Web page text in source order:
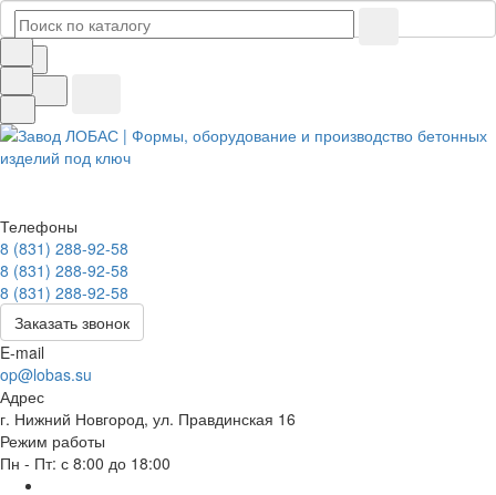
Телефоны
8 (831) 288-92-58
8 (831) 288-92-58
8 (831) 288-92-58
Заказать звонок
E-mail
op@lobas.su
Адрес
г. Нижний Новгород, ул. Правдинская 16
Режим работы
Пн - Пт: с 8:00 до 18:00